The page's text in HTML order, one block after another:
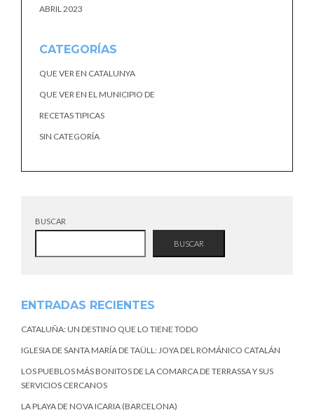
ABRIL 2023
CATEGORÍAS
QUE VER EN CATALUNYA
QUE VER EN EL MUNICIPIO DE
RECETAS TIPICAS
SIN CATEGORÍA
BUSCAR
BUSCAR
ENTRADAS RECIENTES
CATALUÑA: UN DESTINO QUE LO TIENE TODO
IGLESIA DE SANTA MARÍA DE TAÜLL: JOYA DEL ROMÁNICO CATALÁN
LOS PUEBLOS MÁS BONITOS DE LA COMARCA DE TERRASSA Y SUS
SERVICIOS CERCANOS
LA PLAYA DE NOVA ICARIA (BARCELONA)